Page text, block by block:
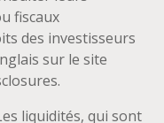
fiscaux
des investisseurs
sur le site
liquidités, qui sont